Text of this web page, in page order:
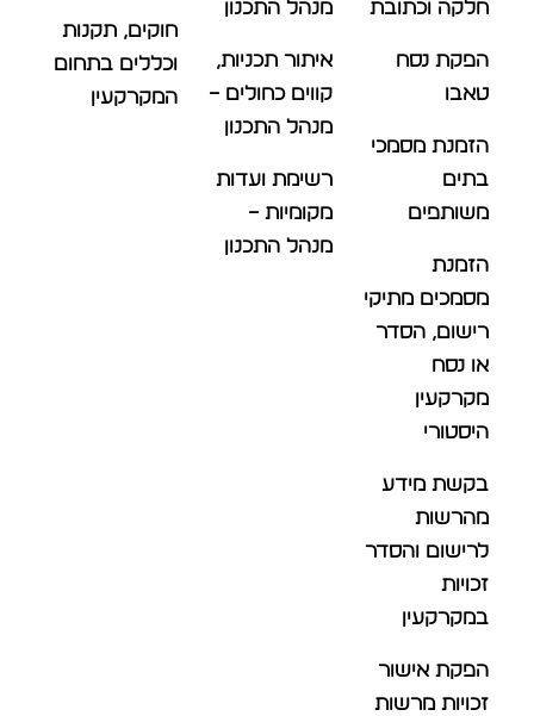
חלקה וכתובת
הפקת נסח
טאבו
הזמנת מסמכי
בתים
משותפים
הזמנת
מסמכים מתיקי
רישום, הסדר
או נסח
מקרקעין
היסטורי
בקשת מידע
מהרשות
לרישום והסדר
זכויות
במקרקעין
הפקת אישור
זכויות מרשות
מנהל התכנון
איתור תכניות,
קווים כחולים –
מנהל התכנון
רשימת ועדות
מקומיות –
מנהל התכנון
חוקים, תקנות
וכללים בתחום
המקרקעין